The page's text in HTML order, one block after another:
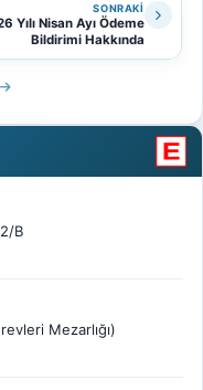
SONRAKI
Yılı Nisan Ayı Ödeme
Bildirimi Hakkında
B
Mezarlığı)